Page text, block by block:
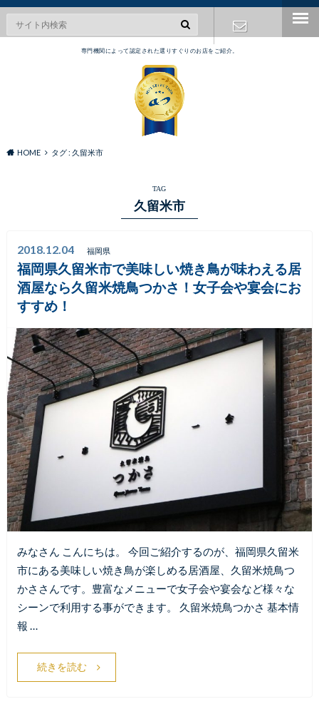
専門機関によって認定された選りすぐりのお店をご紹介。
HOME タグ : 久留米市
TAG
久留米市
2018.12.04 福岡県
福岡県久留米市で美味しい焼き鳥が味わえる居
酒屋なら久留米焼鳥つかさ！女子会や宴会にお
すすめ！
みなさん こんにちは。 今回ご紹介するのが、福岡県久留米
市にある美味しい焼き鳥が楽しめる居酒屋、久留米焼鳥つ
かささんです。豊富なメニューで女子会や宴会など様々な
シーンで利用する事ができます。 久留米焼鳥つかさ 基本情
報 …
続きを読む